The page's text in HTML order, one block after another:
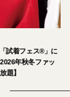
試着フェス®︎」に
年秋冬ファッ
題】